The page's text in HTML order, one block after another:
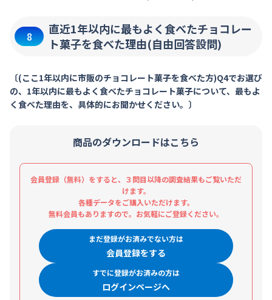
8
直近1年以内に最もよく食べたチョコレー
ト菓子を食べた理由(自由回答設問)
〔(ここ1年以内に市販のチョコレート菓子を食べた方)Q4でお選び
の、1年以内に最もよく食べたチョコレート菓子について、最もよ
く食べた理由を、具体的にお聞かせください。〕
商品のダウンロードはこちら
会員登録（無料）をすると、３問目以降の調査結果もご覧いただ
けます。
各種データをご購入いただけます。
無料会員もありますので。お気軽にご登録ください。
まだ登録がお済みでない方は
会員登録をする
すでに登録がお済みの方は
ログインページへ